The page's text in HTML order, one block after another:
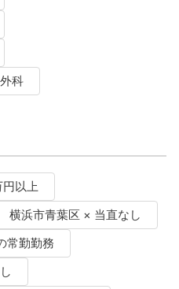
科
以上
横浜市青葉区 × 当直なし
常勤勤務